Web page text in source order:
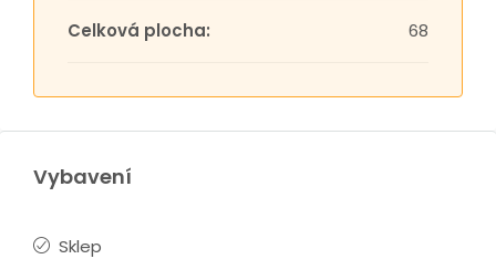
Celková plocha: 68
Vybavení
Sklep